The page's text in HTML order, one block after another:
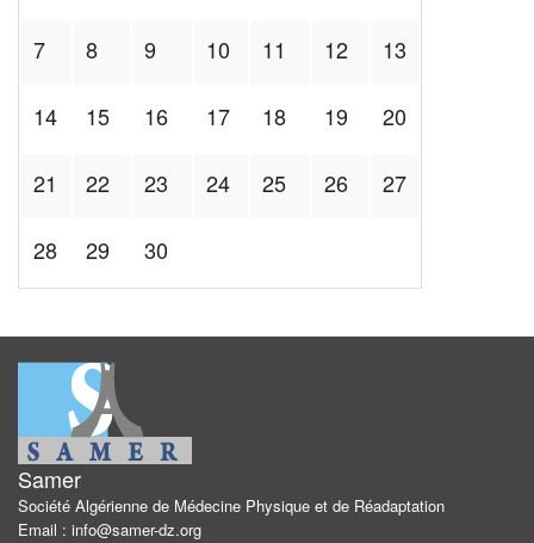
7 8 9 10 11 12 13
14 15 16 17 18 19 20
21 22 23 24 25 26 27
28 29 30
Samer
Société Algérienne de Médecine Physique et de Réadaptation
Email : info@samer-dz.org